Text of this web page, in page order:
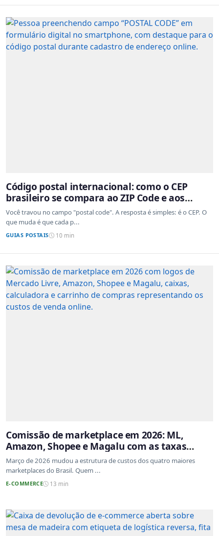
Código postal internacional: como o CEP
brasileiro se compara ao ZIP Code e aos
sistemas de outros países
Você travou no campo "postal code". A resposta é simples: é o CEP. O
que muda é que cada p...
GUIAS POSTAIS 10 min
Comissão de marketplace em 2026: ML,
Amazon, Shopee e Magalu com as taxas
atualizadas
Março de 2026 mudou a estrutura de custos dos quatro maiores
marketplaces do Brasil. Quem ...
E-COMMERCE 13 min